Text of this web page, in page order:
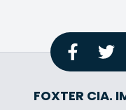
FOXTER CIA.